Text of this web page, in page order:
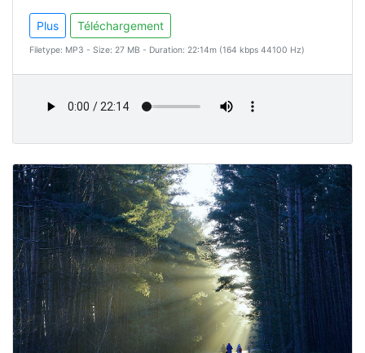
Plus Téléchargement
Filetype: MP3 - Size: 27 MB - Duration: 22:14m (164 kbps 44100 Hz)